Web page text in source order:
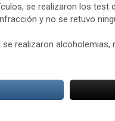
se realizaron los
y no se retuvo
se realizaron